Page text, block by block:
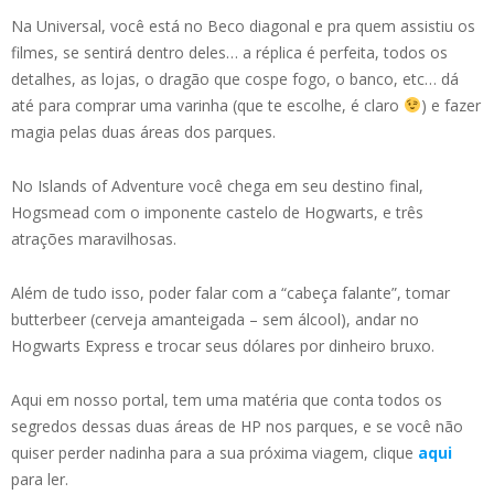
Na Universal, você está no Beco diagonal e pra quem assistiu os
filmes, se sentirá dentro deles… a réplica é perfeita, todos os
detalhes, as lojas, o dragão que cospe fogo, o banco, etc… dá
até para comprar uma varinha (que te escolhe, é claro
) e fazer
magia pelas duas áreas dos parques.
No Islands of Adventure você chega em seu destino final,
Hogsmead com o imponente castelo de Hogwarts, e três
atrações maravilhosas.
Além de tudo isso, poder falar com a “cabeça falante”, tomar
butterbeer (cerveja amanteigada – sem álcool), andar no
Hogwarts Express e trocar seus dólares por dinheiro bruxo.
Aqui em nosso portal, tem uma matéria que conta todos os
segredos dessas duas áreas de HP nos parques, e se você não
quiser perder nadinha para a sua próxima viagem, clique aqui
para ler.